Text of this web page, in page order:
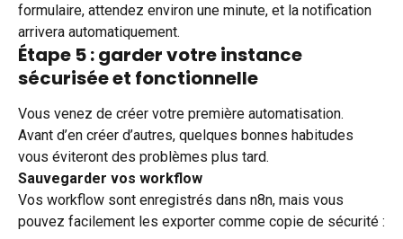
formulaire, attendez environ une minute, et la notification
arrivera automatiquement.
Étape 5 : garder votre instance
sécurisée et fonctionnelle
Vous venez de créer votre première automatisation.
Avant d’en créer d’autres, quelques bonnes habitudes
vous éviteront des problèmes plus tard.
Sauvegarder vos workflow
Vos workflow sont enregistrés dans n8n, mais vous
pouvez facilement les exporter comme copie de sécurité :